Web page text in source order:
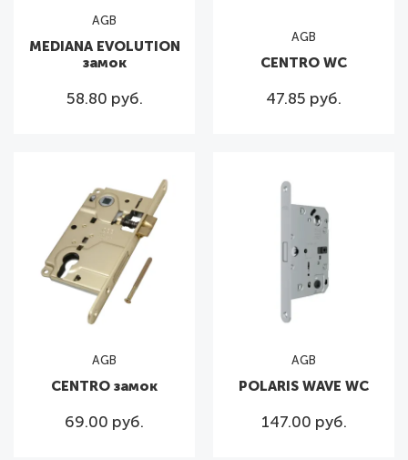
AGB
MEDIANA EVOLUTION
замок
58.80 руб.
AGB
CENTRO WC
47.85 руб.
AGB
CENTRO замок
69.00 руб.
AGB
POLARIS WAVE WC
147.00 руб.